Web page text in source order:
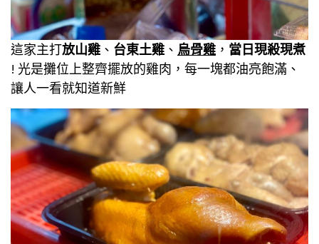
這家主打放山雞 、 台東土雞 、 烏骨雞 ， 當日現殺現煮
! 光是攤位上整齊擺放的雞肉，每一塊都油亮飽滿、
讓人一看就知道新鮮